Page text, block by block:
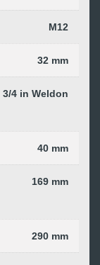
M12
32 mm
3/4 in Weldon
40 mm
169 mm
290 mm